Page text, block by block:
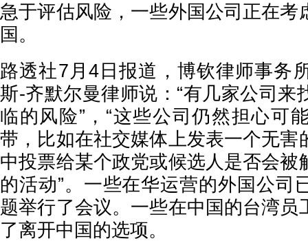
急于评估风险，一些外国公司正在考
国。
路透社7月4日报道，博钦律师事务
斯-齐默尔曼律师说：“有几家公司来
临的风险”，“这些公司仍然担心可
带，比如在社交媒体上发表一个无害
中投票给某个政党或候选人是否会被
的活动”。一些在华运营的外国公司
题举行了会议。一些在中国的台湾员
了离开中国的选项。